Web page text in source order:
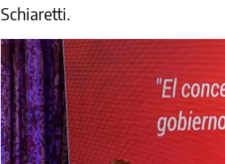
Schiaretti.